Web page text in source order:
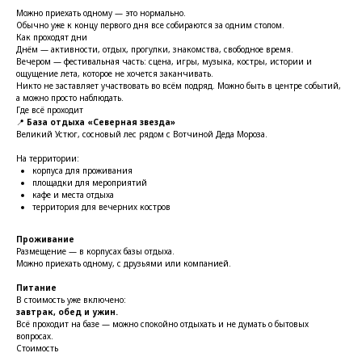
Можно приехать одному — это нормально.
Обычно уже к концу первого дня все собираются за одним столом.
Как проходят дни
Днём — активности, отдых, прогулки, знакомства, свободное время.
Вечером — фестивальная часть: сцена, игры, музыка, костры, истории и
ощущение лета, которое не хочется заканчивать.
Никто не заставляет участвовать во всём подряд. Можно быть в центре событий,
а можно просто наблюдать.
Где всё проходит
📍 База отдыха «Северная звезда»
Великий Устюг, сосновый лес рядом с Вотчиной Деда Мороза.
На территории:
корпуса для проживания
площадки для мероприятий
кафе и места отдыха
территория для вечерних костров
Проживание
Размещение — в корпусах базы отдыха.
Можно приехать одному, с друзьями или компанией.
Питание
В стоимость уже включено:
завтрак, обед и ужин.
Всё проходит на базе — можно спокойно отдыхать и не думать о бытовых
вопросах.
Стоимость